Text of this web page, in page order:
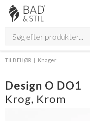
TILBEHØR Knager
Design O DO1
Krog, Krom